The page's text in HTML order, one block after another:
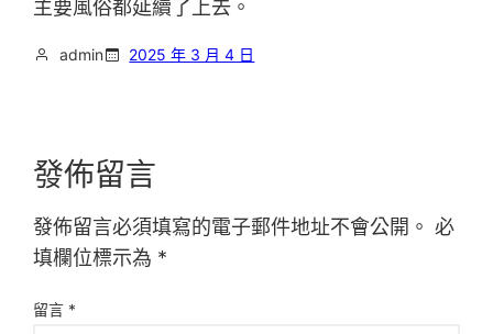
主要風俗都延續了上去。
admin 2025 年 3 月 4 日
發佈留言
發佈留言必須填寫的電子郵件地址不會公開。 必
填欄位標示為 *
留言 *